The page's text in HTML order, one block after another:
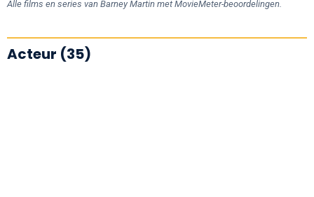
Alle films en series van Barney Martin met MovieMeter-beoordelingen.
Acteur (35)